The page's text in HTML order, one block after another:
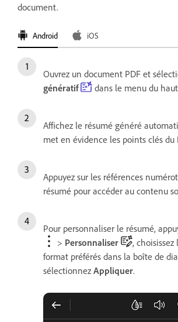
document.
Android iOS
Ouvrez un document PDF et
génératif
dans le menu du
Affichez le résumé généré
met en évidence les points clés du
Appuyez sur les références
résumé pour accéder au contenu
Pour personnaliser le résumé,
> Personnaliser
,
format préférés dans la boîte de
sélectionnezAppliquer.